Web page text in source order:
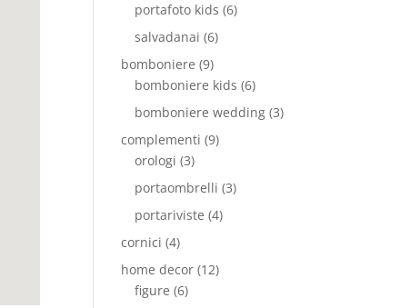
portafoto kids (6)
salvadanai (6)
bomboniere (9)
bomboniere kids (6)
bomboniere wedding (3)
complementi (9)
orologi (3)
portaombrelli (3)
portariviste (4)
cornici (4)
home decor (12)
figure (6)